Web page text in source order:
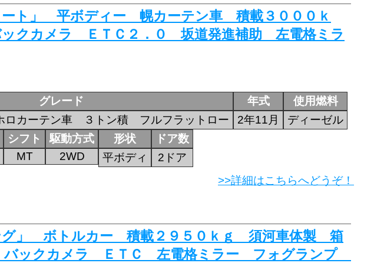
ト」 平ボディー 幌カーテン車 積載３０００ｋ
カメラ ＥＴＣ２．０ 坂道発進補助 左電格ミラ
グレード
カーテン車 ３トン積 フルフラットロー
年式
2年11月
使用燃料
ディーゼル
シフト
MT
駆動方式
2WD
形状
平ボディ
ドア数
2ドア
>>詳細はこちらへどうぞ！
」 ボトルカー 積載２９５０ｋｇ 須河車体製 箱
ックカメラ ＥＴＣ 左電格ミラー フォグランプ